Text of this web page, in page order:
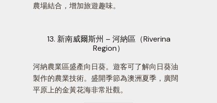
農場結合，增加旅遊趣味。
13. 新南威爾斯州 – 河納區（Riverina
Region）
河納農業區盛產向日葵。遊客可了解向日葵油
製作的農業技術。盛開季節為澳洲夏季，廣闊
平原上的金黃花海非常壯觀。